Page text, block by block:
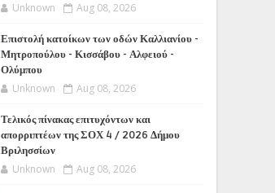
Unknown Aug 08, 2026
Επιστολή κατοίκων των οδών Καλλιανίου -
Μητροπούλου - Κισσάβου - Αλφειού -
Ολύμπου
Unknown Aug 08, 2026
Τελικός πίνακας επιτυχόντων και
απορριπτέων της ΣΟΧ 4 / 2026 Δήμου
Βριλησσίων
Unknown Aug 08, 2026